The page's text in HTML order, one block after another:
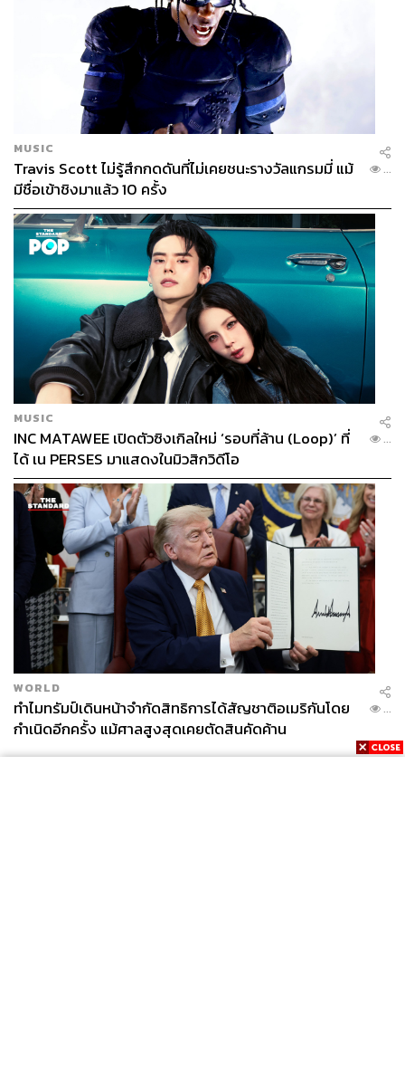
MUSIC
Travis Scott ไม่รู้สึกกดดันที่ไม่เคยชนะรางวัลแกรมมี่ แม้
มีชื่อเข้าชิงมาแล้ว 10 ครั้ง
...
MUSIC
INC MATAWEE เปิดตัวซิงเกิลใหม่ ‘รอบที่ล้าน (Loop)’ ที่
ได้ เน PERSES มาแสดงในมิวสิกวิดีโอ
...
WORLD
ทำไมทรัมป์เดินหน้าจำกัดสิทธิการได้สัญชาติอเมริกันโดย
กำเนิดอีกครั้ง แม้ศาลสูงสุดเคยตัดสินคัดค้าน
...